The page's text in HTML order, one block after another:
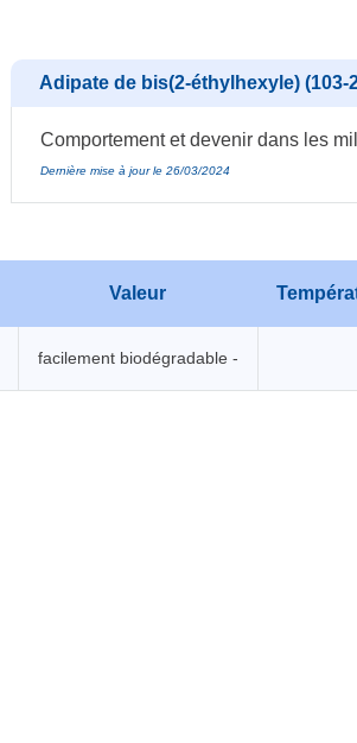
Adipate de bis(2-éthylhexyle) (103-
Comportement et devenir dans les
Dernière mise à jour le 26/03/2024
Valeur
facilement biodégradable -